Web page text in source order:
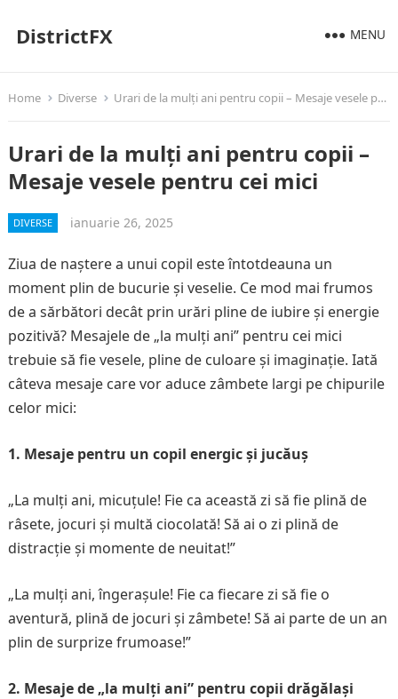
DistrictFX MENU
Home Diverse Urari de la mulți ani pentru copii – Mesaje vesele pentru cei mici
Urari de la mulți ani pentru copii –
Mesaje vesele pentru cei mici
DIVERSE ianuarie 26, 2025
Ziua de naștere a unui copil este întotdeauna un
moment plin de bucurie și veselie. Ce mod mai frumos
de a sărbători decât prin urări pline de iubire și energie
pozitivă? Mesajele de „la mulți ani” pentru cei mici
trebuie să fie vesele, pline de culoare și imaginație. Iată
câteva mesaje care vor aduce zâmbete largi pe chipurile
celor mici:
1. Mesaje pentru un copil energic și jucăuș
„La mulți ani, micuțule! Fie ca această zi să fie plină de
râsete, jocuri și multă ciocolată! Să ai o zi plină de
distracție și momente de neuitat!”
„La mulți ani, îngerașule! Fie ca fiecare zi să fie o
aventură, plină de jocuri și zâmbete! Să ai parte de un an
plin de surprize frumoase!”
2. Mesaje de „la mulți ani” pentru copii drăgălași